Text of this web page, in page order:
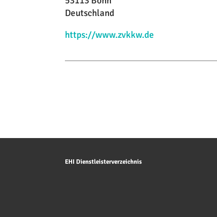
Deutschland
https://www.zvkkw.de
EHI Dienstleisterverzeichnis